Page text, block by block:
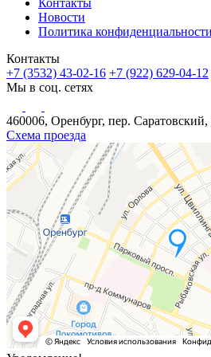
Контакты
Новости
Политика конфиденциальности
Контакты
+7 (3532) 43-02-16 +7 (922) 629-04-12
Мы в соц. сетях
460006, Оренбург, пер.
Схема проезда